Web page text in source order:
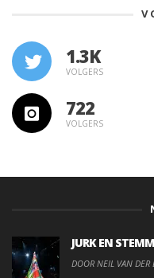
1.3K
VOLGERS
722
VOLGERS
JURK EN
DOOR NEIL VAN DER